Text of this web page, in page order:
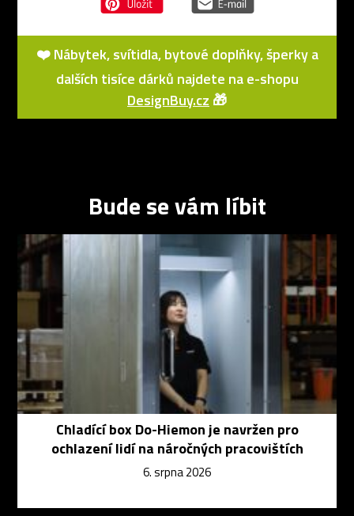
❤️ Nábytek, svítidla, bytové doplňky, šperky a
dalších tisíce dárků najdete na e-shopu
DesignBuy.cz 🎁
Bude se vám líbit
Chladící box Do-Hiemon je navržen pro
ochlazení lidí na náročných pracovištích
6. srpna 2026